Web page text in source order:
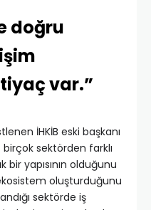
doğru
var.”
İHKİB eski başkanı
sektörden farklı
yapısının olduğunu
oluşturduğunu
sektörde iş